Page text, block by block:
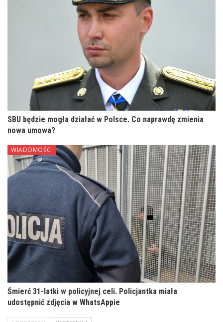
SBU będzie mogła działać w Polsce. Co naprawdę zmienia
nowa umowa?
WIADOMOŚCI
Śmierć 31-latki w policyjnej celi. Policjantka miała
udostępnić zdjęcia w WhatsAppie